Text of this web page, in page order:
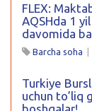
FLEX:
AQSHda 1
davomida
Barcha soha |
Turkiye
uchun to’liq